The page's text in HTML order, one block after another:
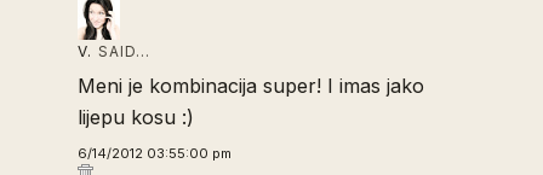
V. SAID…
Meni je kombinacija super! I imas jako
lijepu kosu :)
6/14/2012 03:55:00 pm